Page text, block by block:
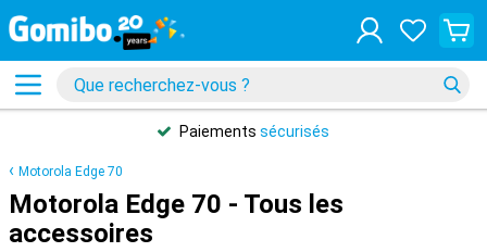
Paiements sécurisés
Motorola Edge 70
Motorola Edge 70 - Tous les
accessoires